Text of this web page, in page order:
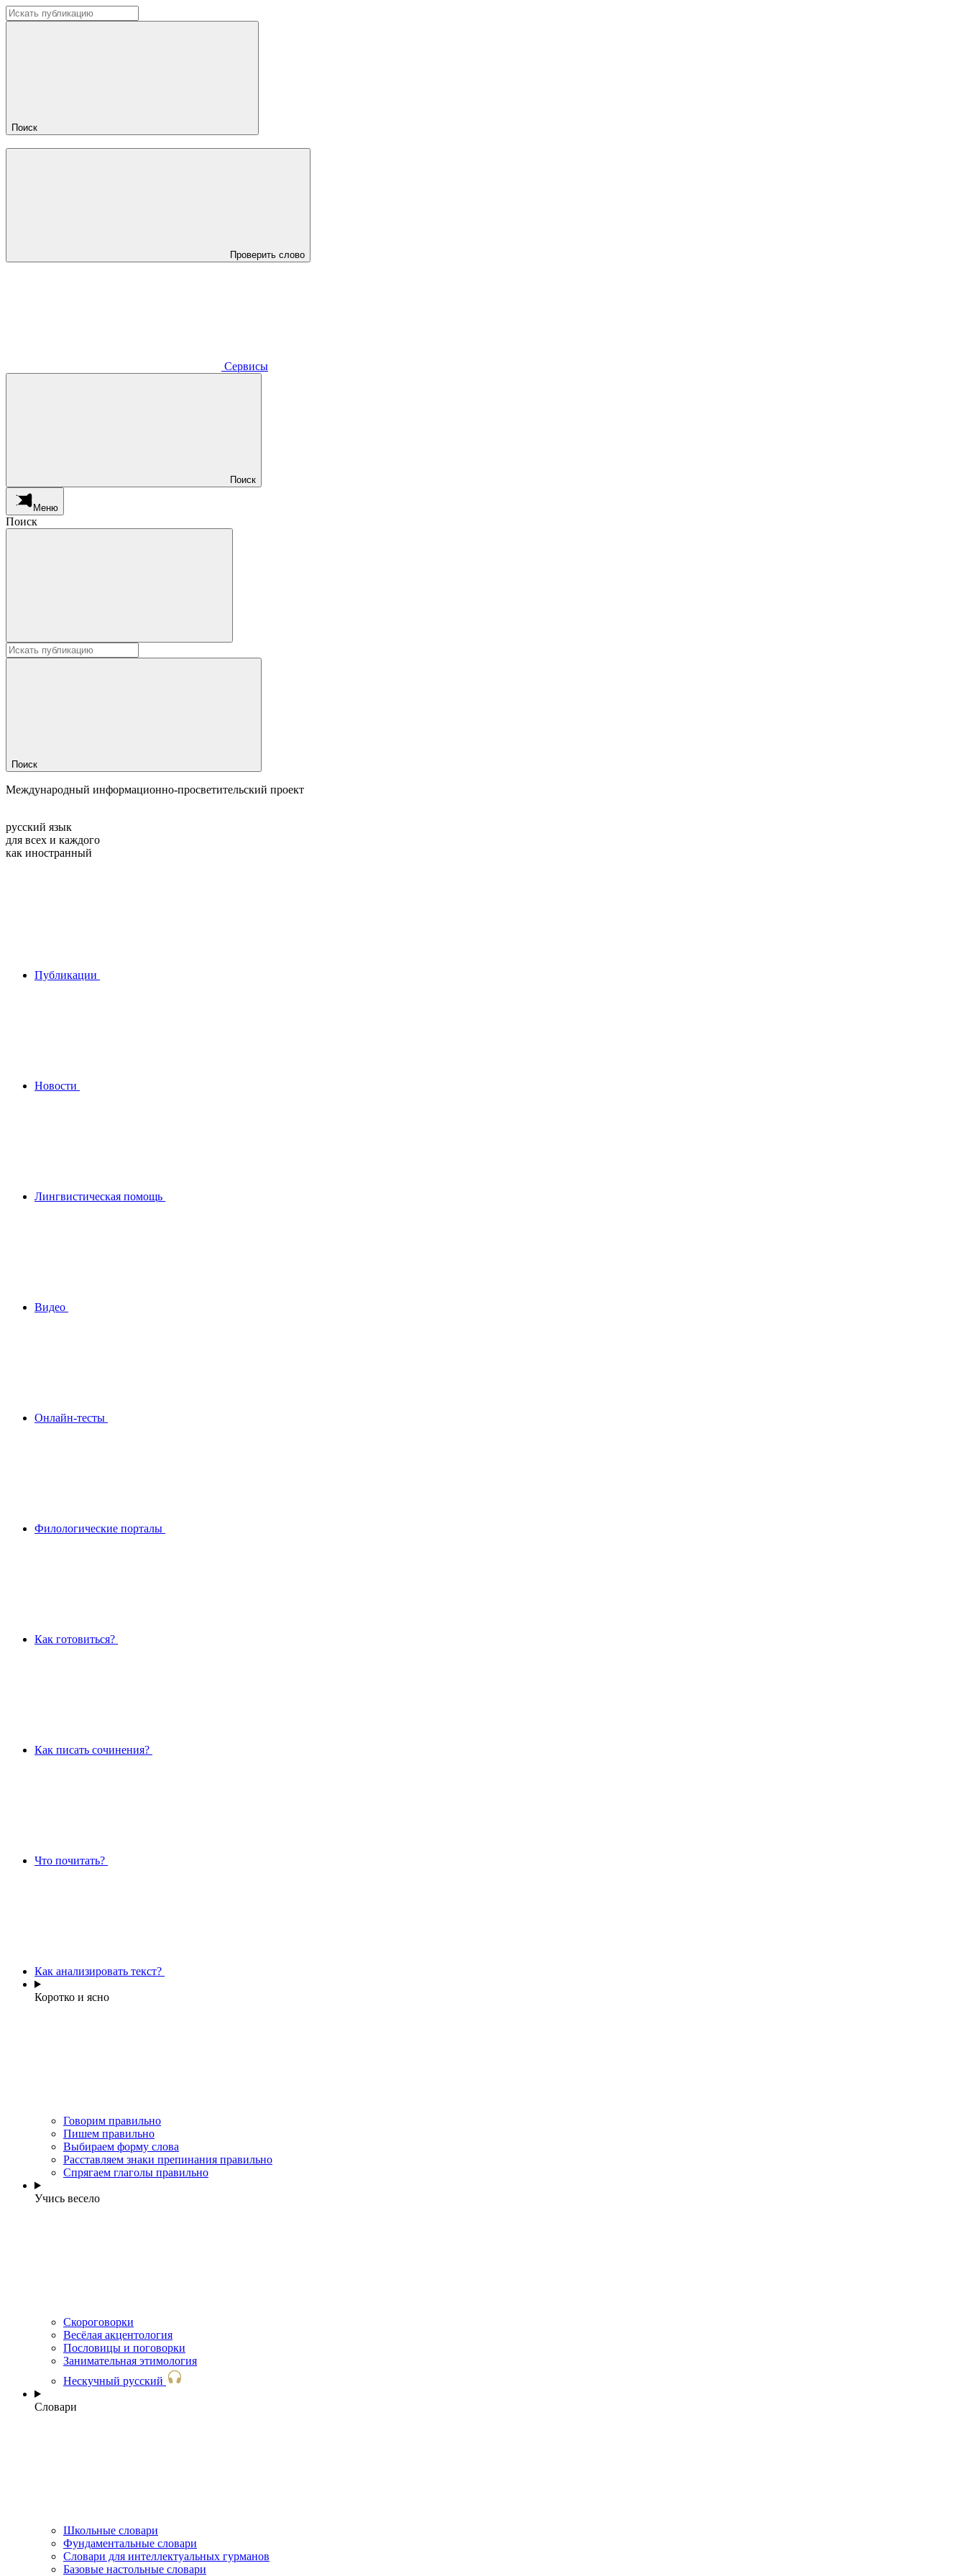
Поиск
Проверить слово
Сервисы
Поиск
Меню
Поиск
Поиск
Международный информационно-просветительский проект
русский язык
для всех и каждого
как иностранный
Публикации
Новости
Лингвистическая помощь
Видео
Онлайн-тесты
Филологические порталы
Как готовиться?
Как писать сочинения?
Что почитать?
Как анализировать текст?
Коротко и ясно
Говорим правильно
Пишем правильно
Выбираем форму слова
Расставляем знаки препинания правильно
Спрягаем глаголы правильно
Учись весело
Скороговорки
Весёлая акцентология
Пословицы и поговорки
Занимательная этимология
Нескучный русский
Словари
Школьные словари
Фундаментальные словари
Словари для интеллектуальных гурманов
Базовые настольные словари